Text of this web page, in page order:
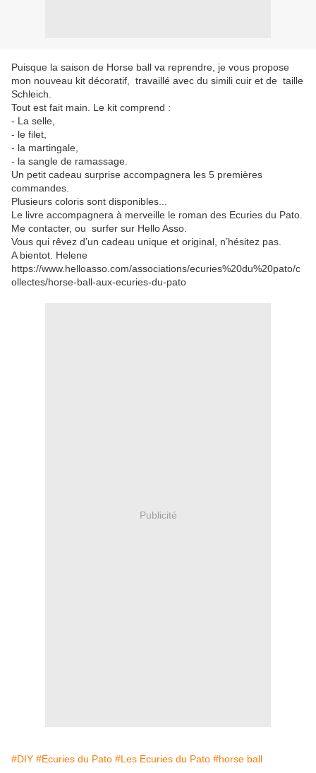
Puisque la saison de Horse ball va reprendre, je vous propose
mon nouveau kit décoratif, travaillé avec du simili cuir et de taille
Schleich.
Tout est fait main. Le kit comprend :
- La selle,
- le filet,
- la martingale,
- la sangle de ramassage.
Un petit cadeau surprise accompagnera les 5 premières
commandes.
Plusieurs coloris sont disponibles...
Le livre accompagnera à merveille le roman des Ecuries du Pato.
Me contacter, ou surfer sur Hello Asso.
Vous qui rêvez d’un cadeau unique et original, n’hésitez pas.
A bientot. Helene
https://www.helloasso.com/associations/ecuries%20du%20pato/c
ollectes/horse-ball-aux-ecuries-du-pato
Publicité
#DIY #Ecuries du Pato #Les Ecuries du Pato #horse ball